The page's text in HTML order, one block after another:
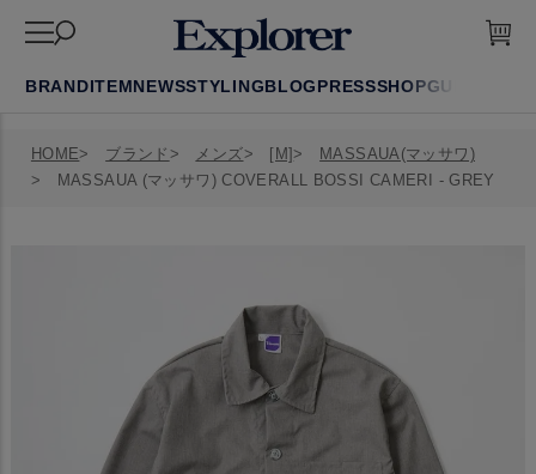
BRANDITEMNEWSSTYLINGBLOGPRESSSHOPGUIDE
HOME ブランド メンズ [M]
MASSAUA(マッサワ)
MASSAUA (マッサワ) COVERALL BOSSI CAMERI - GREY